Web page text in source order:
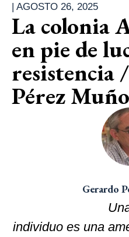
| AGOSTO 26, 2025
La colonia
en pie de
resistencia
Pérez
Gerardo
individuo es una